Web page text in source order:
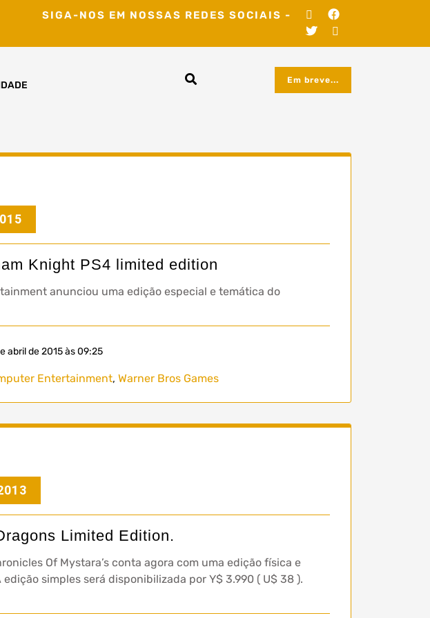
SIGA-NOS EM NOSSAS REDES SOCIAIS -
Em breve...
Knight PS4 limited edition
anunciou uma edição especial e temática do
abril de 2015 às 09:25
Entertainment, Warner Bros Games
Limited Edition.
Of Mystara’s conta agora com uma edição física e
simples será disponibilizada por Y$ 3.990 ( U$ 38 ).